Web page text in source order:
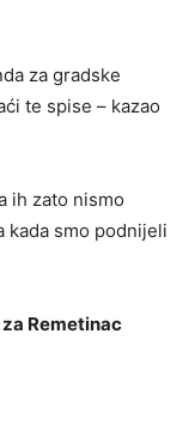
za gradske
te spise – kazao
ih zato nismo
kada smo podnijeli
Remetinac